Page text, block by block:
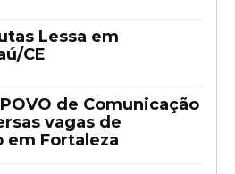
Lessa em
CE
de Comunicação
vagas de
em Fortaleza